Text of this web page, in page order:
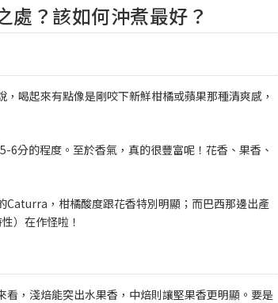
處？該如何沖煮最好？
喝起來有點像是剛咬下新鮮柑橘或蘋果那種清爽感，
分的程度。至於香氣，真的很豐富呢！花香、果香、
，柑橘酸度跟花香特別明顯；而巴西那邊出產
）在作怪啦！
，淺焙能突出水果香，中焙則讓堅果香更明顯。要是